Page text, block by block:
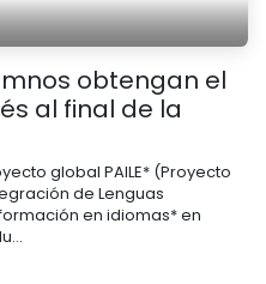
obtengan el
al final de la
global PAILE* (Proyecto
de Lenguas
en idiomas* en